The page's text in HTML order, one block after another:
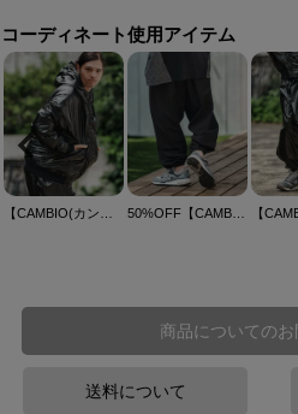
コーディネート使用アイテム
商品についての
送料について